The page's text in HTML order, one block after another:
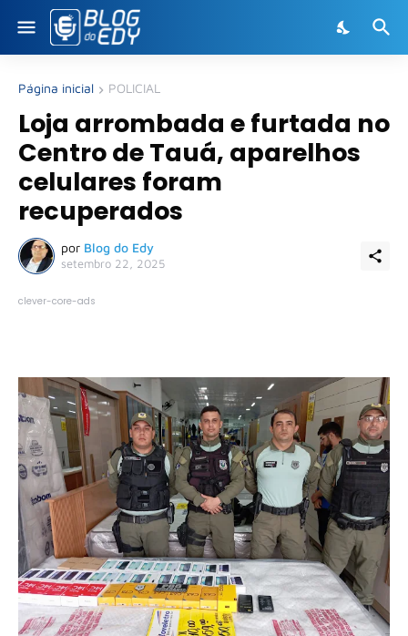
Página inicial POLICIAL
Loja arrombada e furtada no
Centro de Tauá, aparelhos
celulares foram
recuperados
por Blog do Edy
setembro 22, 2025
clever-core-ads